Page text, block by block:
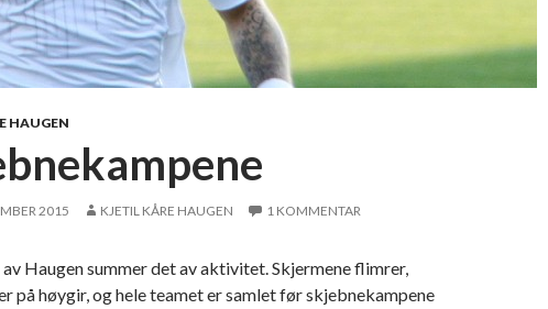
HAUGEN
2015 KJETIL KÅRE HAUGEN 1 KOMMENTAR
av Haugen summer det av aktivitet. Skjermene flimrer,
på høygir, og hele teamet er samlet før skjebnekampene